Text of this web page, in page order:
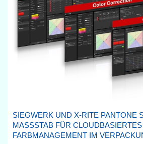
SIEGWERK UND X-RITE PANTONE
MASSSTAB FÜR CLOUDBASIERTES F
ARBMANAGEMENT IM